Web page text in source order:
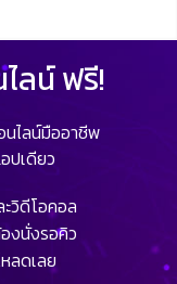
ลน์ ฟรี!
ไลน์มืออาชีพ
ปเดียว
วิดีโอคอล
งนั่งรอคิว
ลดเลย